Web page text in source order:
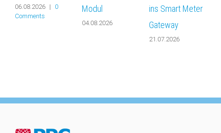
06.08.2026 |
0
Comments
Modul
04.08.2026
ins Smart Meter
Gateway
21.07.2026